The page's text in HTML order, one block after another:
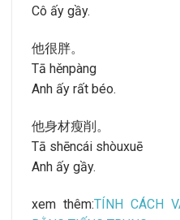
Cô ấy gầy.
他很胖。
Tā hěnpàng
Anh ấy rất béo.
他身材瘦削。
Tā shēncái shòuxuē
Anh ấy gầy.
xem thêm:TÍNH CÁCH